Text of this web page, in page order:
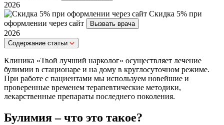
2026
Скидка 5% при
оформлении через сайт
Вызвать врача
2026
Cодержание статьи
Клиника «Твой лучший нарколог» осуществляет лечение
булимии в стационаре и на дому в круглосуточном режиме.
При работе с пациентами мы используем новейшие и
проверенные временем терапевтические методики,
лекарственные препараты последнего поколения.
Булимия – что это такое?